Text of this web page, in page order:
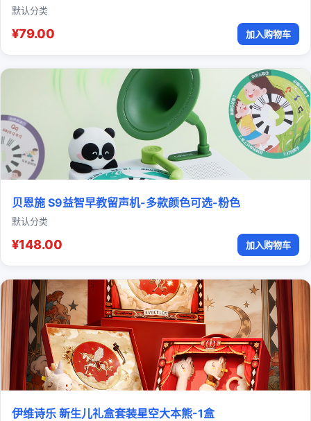
默认分类
¥79.00 加入购物车
贝恩施 S9益智早教留声机-多款颜色可选-粉色
默认分类
¥148.00 加入购物车
伊维诗乐 新生儿礼盒套装星空大本熊-1盒